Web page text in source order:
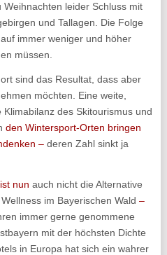
Weihnachten leider Schluss mit
und Tallagen. Die Folge
immer weniger und höher
müssen.
sind das Resultat, dass aber
möchten. Eine weite,
des Skitourismus und
den Wintersport-Orten bringen
–deren Zahl sinkt ja
nun auch nicht die Alternative
im Bayerischen Wald –
immer gerne genommene
mit der höchsten Dichte
in Europa hat sich ein wahrer